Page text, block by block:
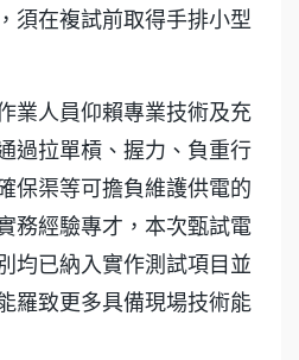
須在複試前取得手排小型
業人員仰賴專業技術及充
過拉單槓、握力、負重行
保渠等可擔負維護供電的
務經驗專才，本次甄試電
均已納入實作測試項目並
羅致更多具備現場技術能